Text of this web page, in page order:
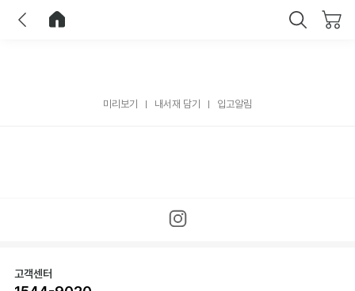
미리보기 내서재 담기 입고알림
고객센터